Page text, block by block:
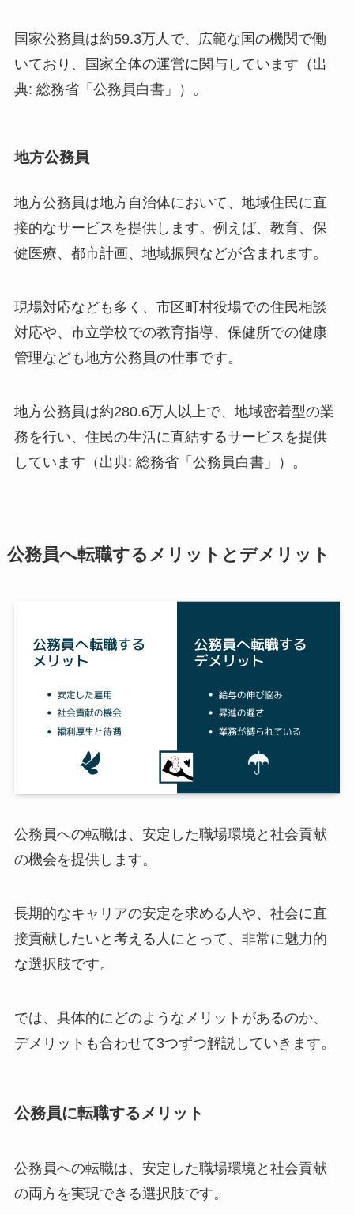
国家公務員は約59.3万人で、広範な国の機関で働
いており、国家全体の運営に関与しています（出
典: 総務省「公務員白書」）。
地方公務員
地方公務員は地方自治体において、地域住民に直
接的なサービスを提供します。例えば、教育、保
健医療、都市計画、地域振興などが含まれます。
現場対応なども多く、市区町村役場での住民相談
対応や、市立学校での教育指導、保健所での健康
管理なども地方公務員の仕事です。
地方公務員は約280.6万人以上で、地域密着型の業
務を行い、住民の生活に直結するサービスを提供
しています（出典: 総務省「公務員白書」）。
公務員へ転職するメリットとデメリット
公務員への転職は、安定した職場環境と社会貢献
の機会を提供します。
長期的なキャリアの安定を求める人や、社会に直
接貢献したいと考える人にとって、非常に魅力的
な選択肢です。
では、具体的にどのようなメリットがあるのか、
デメリットも合わせて3つずつ解説していきます。
公務員に転職するメリット
公務員への転職は、安定した職場環境と社会貢献
の両方を実現できる選択肢です。